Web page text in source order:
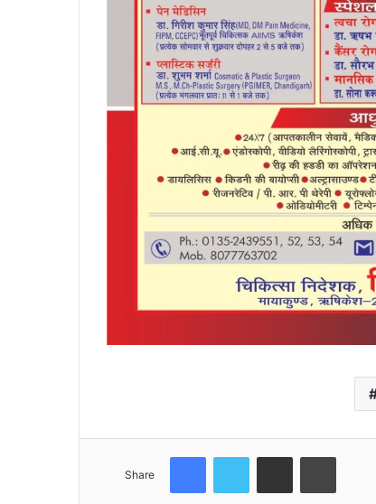
Share
FacebookTwitter Share via Email Print